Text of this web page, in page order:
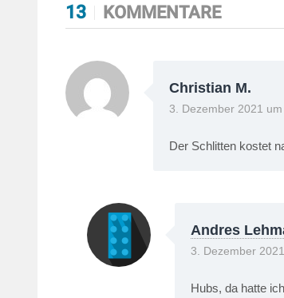
13 KOMMENTARE
Christian M.
3. Dezember 2021
Der Schlitten kostet
Andres
3. Dezember
Hubs, da hatte